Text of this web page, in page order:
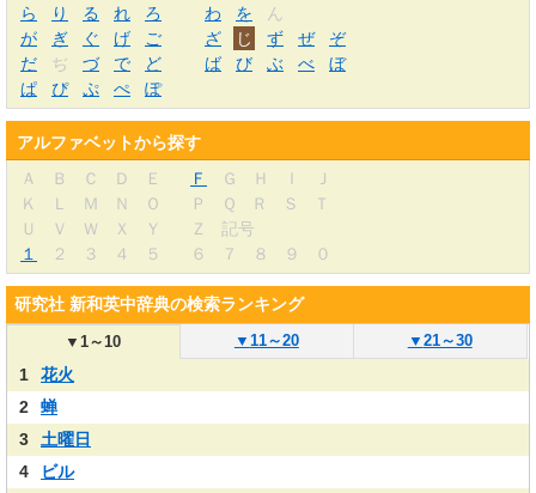
ら り る れ ろ わ を
ん
が
ぎ ぐ げ ご ざ じ ず ぜ
ぞ
だ
ぢ づ で ど ば び ぶ べ
ぼ
ぱ
ぴ ぷ ぺ ぽ
アルファベットから探す
Ａ
Ｂ Ｃ Ｄ Ｅ Ｆ Ｇ Ｈ Ｉ
Ｊ
Ｋ
Ｌ Ｍ Ｎ Ｏ Ｐ Ｑ Ｒ Ｓ
Ｔ
Ｕ
Ｖ Ｗ Ｘ Ｙ Ｚ
記号
１
２ ３ ４ ５ ６ ７ ８ ９ ０
研究社 新和英中辞典の検索ランキング
▼1～10 ▼ 11～20 ▼ 21～30
1
花火
2
蝉
3
土曜日
4
ビル